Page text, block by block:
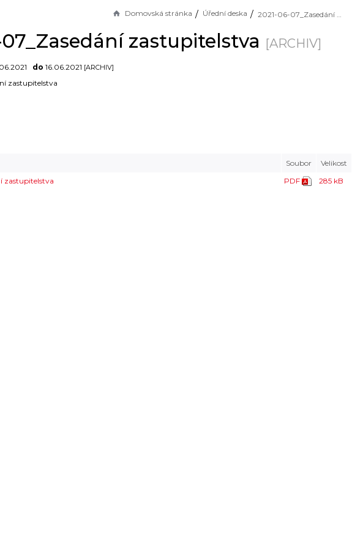
Domovská stránka Úřední deska 2021-06-07_Zasedání zastupitelstva
zastupitelstva [ARCHIV]
do 16.06.2021 [ARCHIV]
zastupitelstva
Soubor
Velikost
zastupitelstva
PDF 285 kB